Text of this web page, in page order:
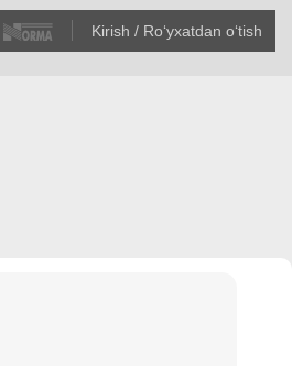
Kirish / Roʻyхatdan oʻtish